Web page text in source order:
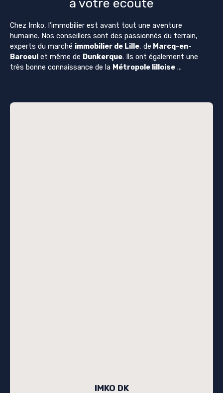
à votre écoute
Chez Imko, l’immobilier est avant tout une aventure
humaine. Nos conseillers sont des passionnés du terrain,
experts du marché immobilier de Lille, de Marcq-en-
Baroeul et même de Dunkerque. Ils ont également une
très bonne connaissance de la Métropole lilloise ...
IMKO DK